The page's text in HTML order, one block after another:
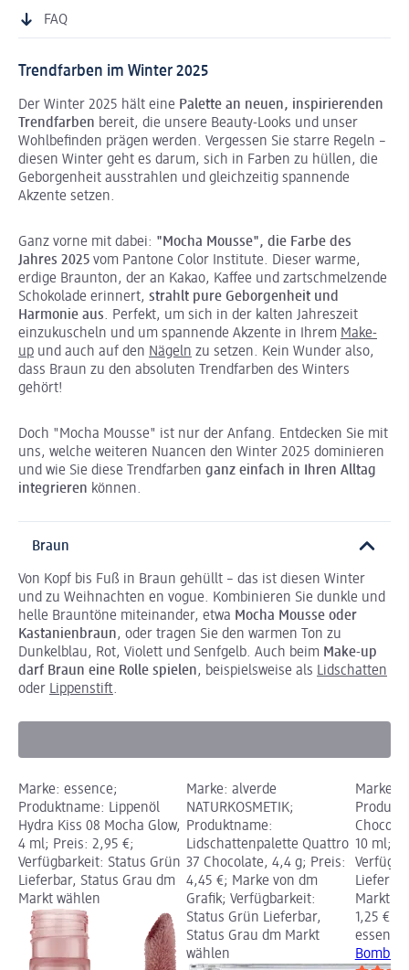
FAQ
Trendfarben im Winter 2025
Der Winter 2025 hält eine Palette an neuen, inspirierenden
Trendfarben bereit, die unsere Beauty-Looks und unser
Wohlbefinden prägen werden. Vergessen Sie starre Regeln –
diesen Winter geht es darum, sich in Farben zu hüllen, die
Geborgenheit ausstrahlen und gleichzeitig spannende
Akzente setzen.
Ganz vorne mit dabei: "Mocha Mousse", die Farbe des
Jahres 2025 vom Pantone Color Institute. Dieser warme,
erdige Braunton, der an Kakao, Kaffee und zartschmelzende
Schokolade erinnert, strahlt pure Geborgenheit und
Harmonie aus. Perfekt, um sich in der kalten Jahreszeit
einzukuscheln und um spannende Akzente in Ihrem Make-
up und auch auf den Nägeln zu setzen. Kein Wunder also,
dass Braun zu den absoluten Trendfarben des Winters
gehört!
Doch "Mocha Mousse" ist nur der Anfang. Entdecken Sie mit
uns, welche weiteren Nuancen den Winter 2025 dominieren
und wie Sie diese Trendfarben ganz einfach in Ihren Alltag
integrieren können.
Braun
Von Kopf bis Fuß in Braun gehüllt – das ist diesen Winter
und zu Weihnachten en vogue. Kombinieren Sie dunkle und
helle Brauntöne miteinander, etwa Mocha Mousse oder
Kastanienbraun, oder tragen Sie den warmen Ton zu
Dunkelblau, Rot, Violett und Senfgelb. Auch beim Make-up
darf Braun eine Rolle spielen, beispielsweise als Lidschatten
oder Lippenstift.
Marke: essence;
Produktname: Lippenöl
Hydra Kiss 08 Mocha Glow,
4 ml; Preis: 2,95 €;
Verfügbarkeit: Status Grün
Lieferbar, Status Grau dm
Markt wählen
Marke: alverde
NATURKOSMETIK;
Produktname:
Lidschattenpalette Quattro
37 Chocolate, 4,4 g; Preis:
4,45 €; Marke von dm
Grafik; Verfügbarkeit:
Status Grün Lieferbar,
Status Grau dm Markt
wählen
Marke:
Choco
10 ml;
Markt
1,25 €
essence
Bomb